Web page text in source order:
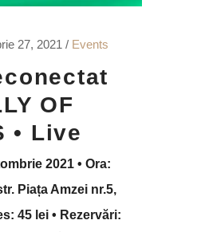
27, 2021 Events
OF
• Live
2021 • Ora:
Piața Amzei nr.5,
45 lei • Rezervări: